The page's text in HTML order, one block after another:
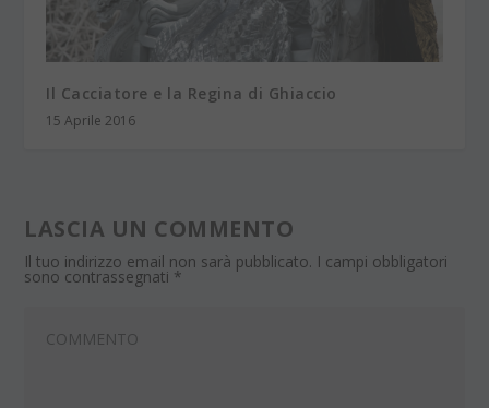
Il Cacciatore e la Regina di Ghiaccio
15 Aprile 2016
LASCIA UN COMMENTO
Il tuo indirizzo email non sarà pubblicato. I campi obbligatori
sono contrassegnati *